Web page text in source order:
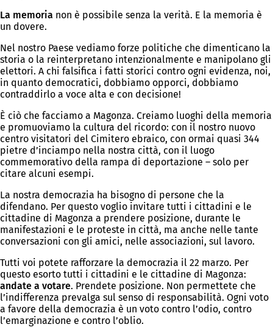
La memoria non è possibile senza la verità. E la memoria è
un dovere.
Nel nostro Paese vediamo forze politiche che dimenticano la
storia o la reinterpretano intenzionalmente e manipolano gli
elettori. A chi falsifica i fatti storici contro ogni evidenza, noi,
in quanto democratici, dobbiamo opporci, dobbiamo
contraddirlo a voce alta e con decisione!
È ciò che facciamo a Magonza. Creiamo luoghi della memoria
e promuoviamo la cultura del ricordo: con il nostro nuovo
centro visitatori del Cimitero ebraico, con ormai quasi 344
pietre d’inciampo nella nostra città, con il luogo
commemorativo della rampa di deportazione – solo per
citare alcuni esempi.
La nostra democrazia ha bisogno di persone che la
difendano. Per questo voglio invitare tutti i cittadini e le
cittadine di Magonza a prendere posizione, durante le
manifestazioni e le proteste in città, ma anche nelle tante
conversazioni con gli amici, nelle associazioni, sul lavoro.
Tutti voi potete rafforzare la democrazia il 22 marzo. Per
questo esorto tutti i cittadini e le cittadine di Magonza:
andate a votare. Prendete posizione. Non permettete che
l’indifferenza prevalga sul senso di responsabilità. Ogni voto
a favore della democrazia è un voto contro l’odio, contro
l’emarginazione e contro l’oblio.